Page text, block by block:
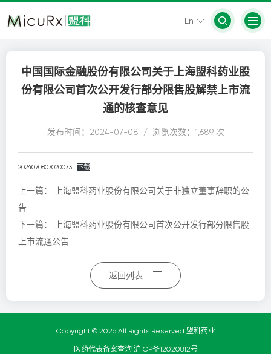
En
中国国际金融股份有限公司关于上海盟科药业股
份有限公司首次公开发行部分限售股解禁上市流
通的核查意见
发布时间：2024-07-08 / 浏览次数：1,689 次
2024070807020073 下载
上一篇：
上海盟科药业股份有限公司关于非独立董事辞职的公
告
下一篇：
上海盟科药业股份有限公司首次公开发行部分限售股
上市流通公告
返回列表
Copyright © 2026 All Rights Reserved 盟科药业
医药代表备案查询 沪ICP备12020812号